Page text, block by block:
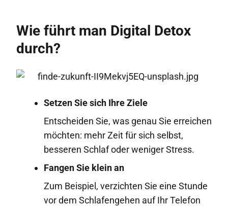
Wie führt man Digital Detox
durch?
Setzen Sie sich Ihre Ziele
Entscheiden Sie, was genau Sie erreichen
möchten: mehr Zeit für sich selbst,
besseren Schlaf oder weniger Stress.
Fangen Sie klein an
Zum Beispiel, verzichten Sie eine Stunde
vor dem Schlafengehen auf Ihr Telefon